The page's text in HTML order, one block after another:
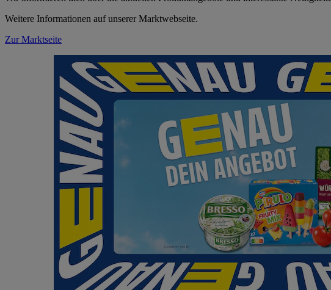
Weitere Informationen auf unserer Marktwebseite.
Zur Marktseite